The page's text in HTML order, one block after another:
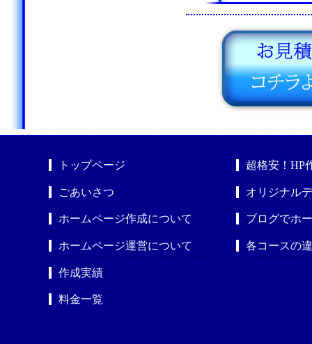
トップページ
ごあいさつ
ホームページ作成について
ホームページ運営について
作成実績
料金一覧
超格安！HP
オリジナル
ブログでホ
各コースの